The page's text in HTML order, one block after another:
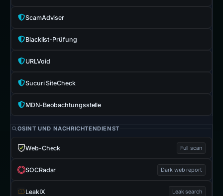
ScamAdviser
Blacklist-Prüfung
URLVoid
Sucuri SiteCheck
MDN-Beobachtungsstelle
OSINT UND NACHRICHTENDIENST
Web-Check Full scan
SOCRadar Dark web report
LeakIX Leak search